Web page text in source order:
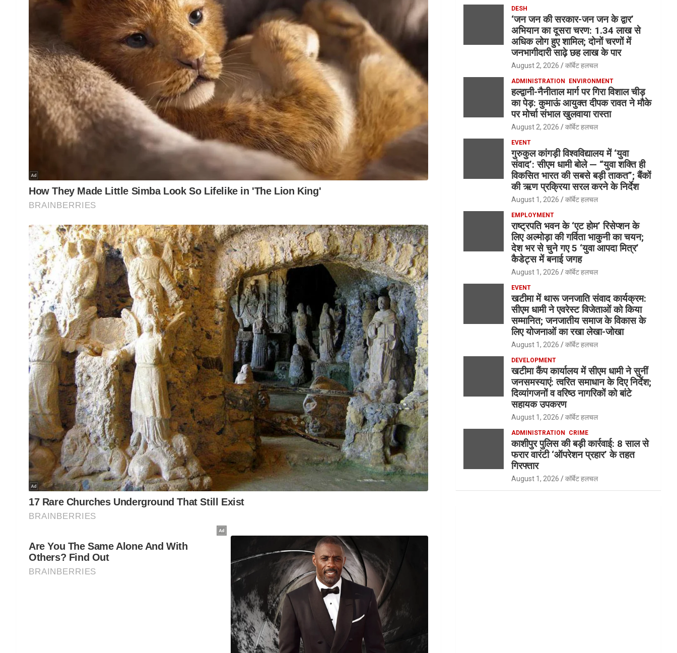
DESH
‘जन जन की सरकार-जन जन के द्वार’
अभियान का दूसरा चरण: 1.34 लाख से
अधिक लोग हुए शामिल; दोनों चरणों में
जनभागीदारी साढ़े छह लाख के पार
August 2, 2026 कॉर्बेट हलचल
ADMINISTRATION ENVIRONMENT
हल्द्वानी-नैनीताल मार्ग पर गिरा विशाल चीड़
का पेड़: कुमाऊं आयुक्त दीपक रावत ने मौके
पर मोर्चा संभाल खुलवाया रास्ता
August 2, 2026 कॉर्बेट हलचल
EVENT
गुरुकुल कांगड़ी विश्वविद्यालय में ‘युवा
संवाद’: सीएम धामी बोले — “युवा शक्ति ही
विकसित भारत की सबसे बड़ी ताकत”; बैंकों
की ऋण प्रक्रिया सरल करने के निर्देश
August 1, 2026 कॉर्बेट हलचल
EMPLOYMENT
राष्ट्रपति भवन के ‘एट होम’ रिसेप्शन के
लिए अल्मोड़ा की गर्विता भाकुनी का चयन;
देश भर से चुने गए 5 ‘युवा आपदा मित्र’
कैडेट्स में बनाई जगह
August 1, 2026 कॉर्बेट हलचल
EVENT
खटीमा में थारू जनजाति संवाद कार्यक्रम:
सीएम धामी ने एवरेस्ट विजेताओं को किया
सम्मानित; जनजातीय समाज के विकास के
लिए योजनाओं का रखा लेखा-जोखा
August 1, 2026 कॉर्बेट हलचल
DEVELOPMENT
खटीमा कैंप कार्यालय में सीएम धामी ने सुनीं
जनसमस्याएं: त्वरित समाधान के दिए निर्देश;
दिव्यांगजनों व वरिष्ठ नागरिकों को बांटे
सहायक उपकरण
August 1, 2026 कॉर्बेट हलचल
ADMINISTRATION CRIME
काशीपुर पुलिस की बड़ी कार्रवाई: 8 साल से
फरार वारंटी ‘ऑपरेशन प्रहार’ के तहत
गिरफ्तार
August 1, 2026 कॉर्बेट हलचल